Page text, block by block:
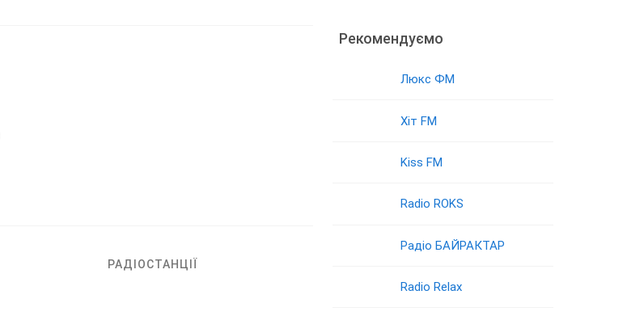
РАДІОСТАНЦІЇ
Рекомендуємо
Люкс ФМ
Хіт FM
Kiss FM
Radio ROKS
Радіо БАЙРАКТАР
Radio Relax